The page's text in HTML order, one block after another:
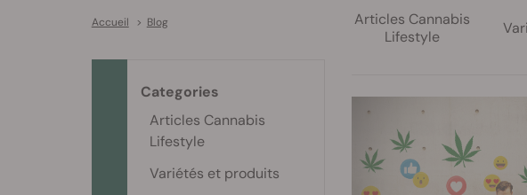
Accueil > Blog
Articles Cannabis
Lifestyle
Categories
Articles Cannabis
Lifestyle
Variétés et produits